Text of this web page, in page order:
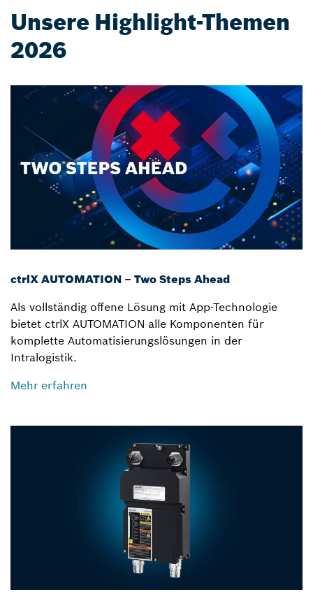
Unsere Highlight-Themen
2026
ctrlX AUTOMATION – Two Steps Ahead
Als vollständig offene Lösung mit App-Technologie
bietet ctrlX AUTOMATION alle Komponenten für
komplette Automatisierungslösungen in der
Intralogistik.
Mehr erfahren